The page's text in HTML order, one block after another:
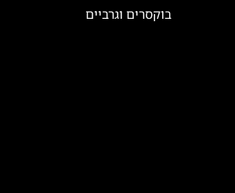
בוקסרים וגרביים